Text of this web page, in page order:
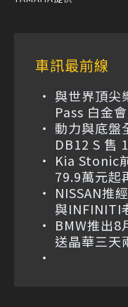
車訊最前線
與世界頂尖
Pass 白金
動力與底
DB12 S 售
Kia Stonic
79.9萬元起
NISSAN推
與INFINITI
BMW推出
送晶華三天